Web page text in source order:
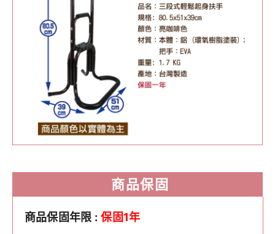
商品保固
商品保固年限 : 保固1年